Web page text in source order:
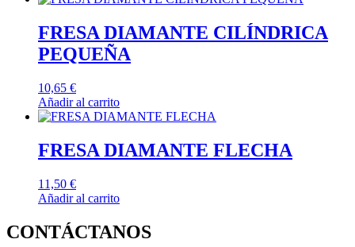
FRESA DIAMANTE CILÍNDRICA
PEQUEÑA
10,65 €
Añadir al carrito
FRESA DIAMANTE FLECHA
11,50 €
Añadir al carrito
CONTÁCTANOS